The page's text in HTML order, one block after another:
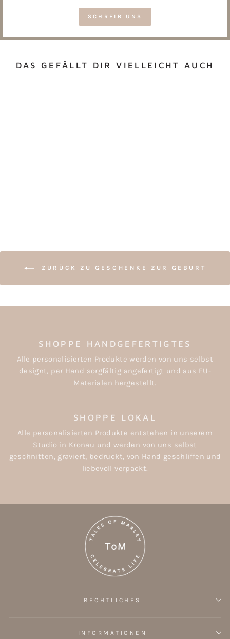
SCHREIB UNS
DAS GEFÄLLT DIR VIELLEICHT AUCH
ZURÜCK ZU GESCHENKE ZUR GEBURT
SHOPPE HANDGEFERTIGTES
Alle personalisierten Produkte werden von uns selbst
designt, per Hand sorgfältig angefertigt und aus EU-
Materialen hergestellt.
SHOPPE LOKAL
Alle personalisierten Produkte entstehen in unserem
Studio in Kronau und werden von uns selbst
geschnitten, graviert, bedruckt, von Hand geschliffen und
liebevoll verpackt.
RECHTLICHES
INFORMATIONEN